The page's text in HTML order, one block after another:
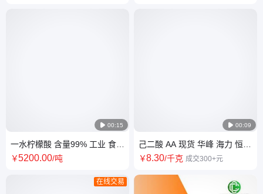
 00:15
一水柠檬酸 含量99% 工业 食品
级 水处理 25kg/袋 白色晶状粉
￥5200.00/吨
在线交易
 00:09
己二酸 AA 现货 华峰 海力 恒力
华鲁 三重结晶 99.55% 肥酸 提
￥8.30/千克 成交300+元